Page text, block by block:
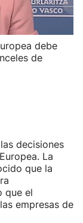
debe
de
decisiones
La
que la
que el
empresas de